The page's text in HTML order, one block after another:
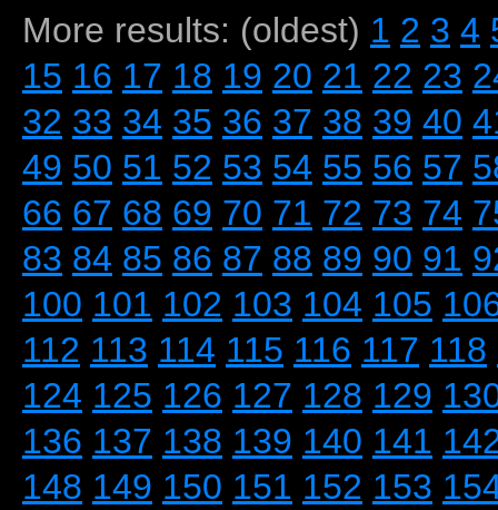
More results: (oldest) 1 2 3 4
15 16 17 18 19 20 21 22 23
32 33 34 35 36 37 38 39 40
49 50 51 52 53 54 55 56 57
66 67 68 69 70 71 72 73 74
83 84 85 86 87 88 89 90 91
100 101 102 103 104 105
112 113 114 115 116 117 118
124 125 126 127 128 129
136 137 138 139 140 141
148 149 150 151 152 153